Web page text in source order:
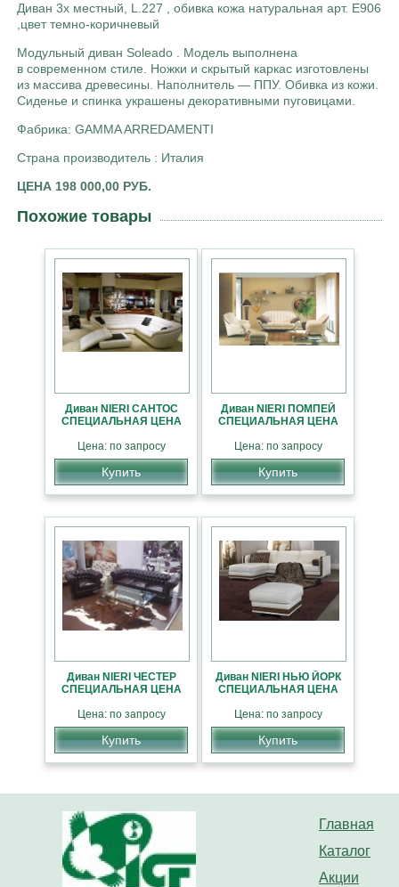
Диван 3х местный, L.227 , обивка кожа натуральная арт. E906
,цвет темно-коричневый
Модульный диван Soleado . Модель выполнена
в современном стиле. Ножки и скрытый каркас изготовлены
из массива древесины. Наполнитель — ППУ. Обивка из кожи.
Сиденье и спинка украшены декоративными пуговицами.
Фабрика: GAMMA ARREDAMENTI
Страна производитель : Италия
ЦЕНА 198 000,00 РУБ.
Похожие товары
Диван NIERI САНТОС
СПЕЦИАЛЬНАЯ ЦЕНА
Цена: по запросу
Купить
Диван NIERI ПОМПЕЙ
СПЕЦИАЛЬНАЯ ЦЕНА
Цена: по запросу
Купить
Диван NIERI ЧЕСТЕР
СПЕЦИАЛЬНАЯ ЦЕНА
Цена: по запросу
Купить
Диван NIERI НЬЮ ЙОРК
СПЕЦИАЛЬНАЯ ЦЕНА
Цена: по запросу
Купить
Главная
Каталог
Акции